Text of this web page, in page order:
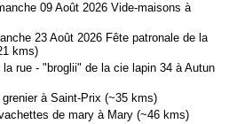
09 Août 2026 Vide-maisons à
23 Août 2026 Fête patronale de la
kms)
rue - "broglii" de la cie lapin 34 à Autun
à Saint-Prix (~35 kms)
de mary à Mary (~46 kms)